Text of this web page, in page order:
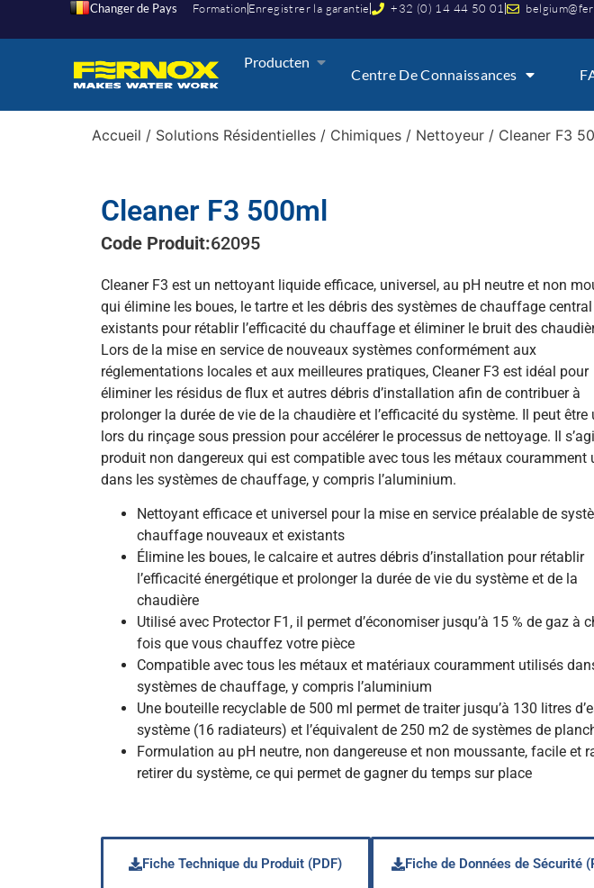
Changer de Pays FormationEnregistrer la garantie +32 (0) 14 44 50 01
Producten
Centre De Connaissances
Accueil / Solutions Résidentielles / Chimiques / Nettoyeur / Cleaner F3
Cleaner F3 500ml
Code Produit:62095
Cleaner F3 est un nettoyant liquide efficace, universel, au pH neutre et non
qui élimine les boues, le tartre et les débris des systèmes de chauffage central
existants pour rétablir l’efficacité du chauffage et éliminer le bruit des
Lors de la mise en service de nouveaux systèmes conformément aux
réglementations locales et aux meilleures pratiques, Cleaner F3 est idéal pour
éliminer les résidus de flux et autres débris d’installation afin de contribuer à
prolonger la durée de vie de la chaudière et l’efficacité du système. Il peut être
lors du rinçage sous pression pour accélérer le processus de nettoyage. Il
produit non dangereux qui est compatible avec tous les métaux couramment
dans les systèmes de chauffage, y compris l’aluminium.
Nettoyant efficace et universel pour la mise en service préalable de
chauffage nouveaux et existants
Élimine les boues, le calcaire et autres débris d’installation pour rétablir
l’efficacité énergétique et prolonger la durée de vie du système et de la
chaudière
Utilisé avec Protector F1, il permet d’économiser jusqu’à 15 % de gaz à
fois que vous chauffez votre pièce
Compatible avec tous les métaux et matériaux couramment utilisés
systèmes de chauffage, y compris l’aluminium
Une bouteille recyclable de 500 ml permet de traiter jusqu’à 130 litres
système (16 radiateurs) et l’équivalent de 250 m2 de systèmes de
Formulation au pH neutre, non dangereuse et non moussante, facile et
retirer du système, ce qui permet de gagner du temps sur place
Fiche Technique du Produit (PDF) Fiche de Données de Sécurité